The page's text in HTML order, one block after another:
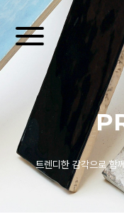
트렌디한 감각으로 함